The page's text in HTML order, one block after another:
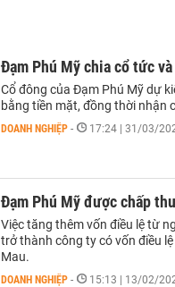
Đạm Phú Mỹ chia cổ tức
Cổ đông của Đạm Phú Mỹ dự
bằng tiền mặt, đồng thời nhận
DOANH NGHIỆP - 17:24 | 31/03/
Đạm Phú Mỹ được chấp
Việc tăng thêm vốn điều lệ từ
trở thành công ty có vốn điều
Mau.
DOANH NGHIỆP - 15:13 | 13/02/